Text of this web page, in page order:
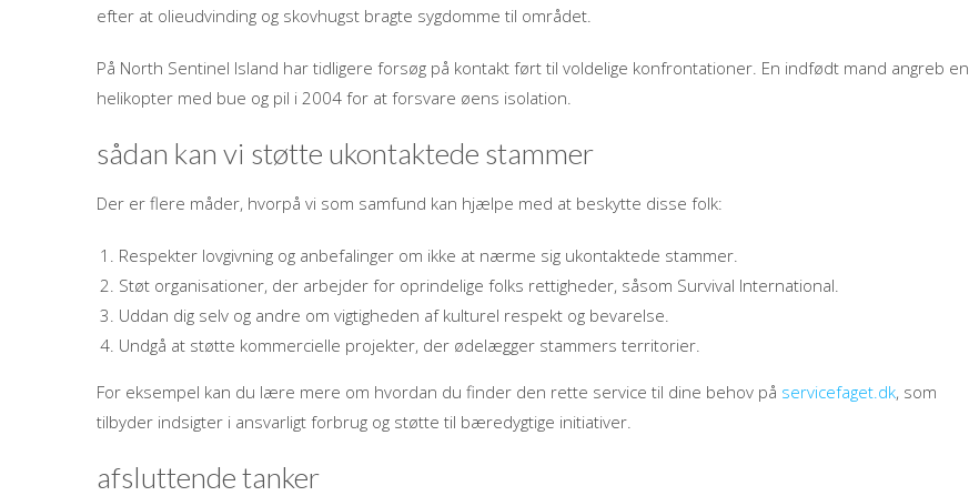
efter at olieudvinding og skovhugst bragte sygdomme til området.
På North Sentinel Island har tidligere forsøg på kontakt ført til voldelige konfrontationer. En indfødt mand angreb en
helikopter med bue og pil i 2004 for at forsvare øens isolation.
sådan kan vi støtte ukontaktede stammer
Der er flere måder, hvorpå vi som samfund kan hjælpe med at beskytte disse folk:
Respekter lovgivning og anbefalinger om ikke at nærme sig ukontaktede stammer.
Støt organisationer, der arbejder for oprindelige folks rettigheder, såsom Survival International.
Uddan dig selv og andre om vigtigheden af kulturel respekt og bevarelse.
Undgå at støtte kommercielle projekter, der ødelægger stammers territorier.
For eksempel kan du lære mere om hvordan du finder den rette service til dine behov på servicefaget.dk, som
tilbyder indsigter i ansvarligt forbrug og støtte til bæredygtige initiativer.
afsluttende tanker